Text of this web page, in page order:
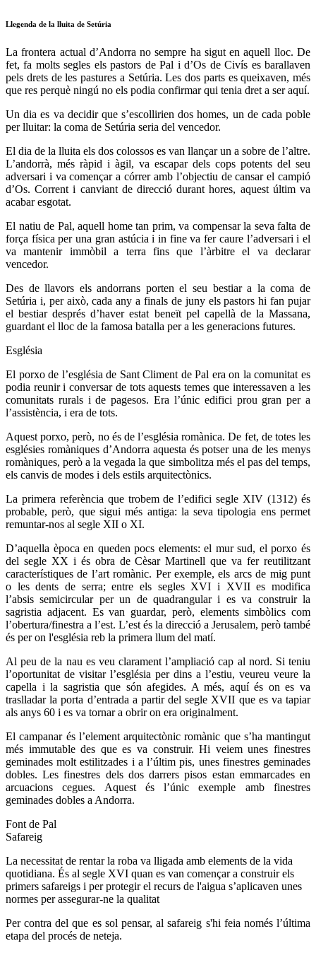
Llegenda de la lluita de Setúria
La frontera actual d’Andorra no sempre ha sigut en aquell lloc. De
fet, fa molts segles els pastors de Pal i d’Os de Civís es barallaven
pels drets de les pastures a Setúria. Les dos parts es queixaven, més
que res perquè ningú no els podia confirmar qui tenia dret a ser aquí.
Un dia es va decidir que s’escollirien dos homes, un de cada poble
per lluitar: la coma de Setúria seria del vencedor.
El dia de la lluita els dos colossos es van llançar un a sobre de l’altre.
L’andorrà, més ràpid i àgil, va escapar dels cops potents del seu
adversari i va començar a córrer amb l’objectiu de cansar el campió
d’Os. Corrent i canviant de direcció durant hores, aquest últim va
acabar esgotat.
El natiu de Pal, aquell home tan prim, va compensar la seva falta de
força física per una gran astúcia i in fine va fer caure l’adversari i el
va mantenir immòbil a terra fins que l’àrbitre el va declarar
vencedor.
Des de llavors els andorrans porten el seu bestiar a la coma de
Setúria i, per això, cada any a finals de juny els pastors hi fan pujar
el bestiar després d’haver estat beneït pel capellà de la Massana,
guardant el lloc de la famosa batalla per a les generacions futures.
Església
El porxo de l’església de Sant Climent de Pal era on la comunitat es
podia reunir i conversar de tots aquests temes que interessaven a les
comunitats rurals i de pagesos. Era l’únic edifici prou gran per a
l’assistència, i era de tots.
Aquest porxo, però, no és de l’església romànica. De fet, de totes les
esglésies romàniques d’Andorra aquesta és potser una de les menys
romàniques, però a la vegada la que simbolitza més el pas del temps,
els canvis de modes i dels estils arquitectònics.
La primera referència que trobem de l’edifici segle XIV (1312) és
probable, però, que sigui més antiga: la seva tipologia ens permet
remuntar-nos al segle XII o XI.
D’aquella època en queden pocs elements: el mur sud, el porxo és
del segle XX i és obra de Cèsar Martinell que va fer reutilitzant
característiques de l’art romànic. Per exemple, els arcs de mig punt
o les dents de serra; entre els segles XVI i XVII es modifica
l’absis semicircular per un de quadrangular i es va construir la
sagristia adjacent. Es van guardar, però, elements simbòlics com
l’obertura/finestra a l’est. L’est és la direcció a Jerusalem, però també
és per on l'església reb la primera llum del matí.
Al peu de la nau es veu clarament l’ampliació cap al nord. Si teniu
l’oportunitat de visitar l’església per dins a l’estiu, veureu veure la
capella i la sagristia que són afegides. A més, aquí és on es va
traslladar la porta d’entrada a partir del segle XVII que es va tapiar
als anys 60 i es va tornar a obrir on era originalment.
El campanar és l’element arquitectònic romànic que s’ha mantingut
més immutable des que es va construir. Hi veiem unes finestres
geminades molt estilitzades i a l’últim pis, unes finestres geminades
dobles. Les finestres dels dos darrers pisos estan emmarcades en
arcuacions cegues. Aquest és l’únic exemple amb finestres
geminades dobles a Andorra.
Font de Pal
Safareig
La necessitat de rentar la roba va lligada amb elements de la vida
quotidiana. És al segle XVI quan es van començar a construir els
primers safareigs i per protegir el recurs de l'aigua s’aplicaven unes
normes per assegurar-ne la qualitat
Per contra del que es sol pensar, al safareig s'hi feia només l’última
etapa del procés de neteja.